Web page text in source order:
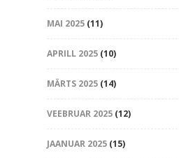
MAI 2025(11)
APRILL 2025(10)
MÄRTS 2025(14)
VEEBRUAR 2025(12)
JAANUAR 2025(15)